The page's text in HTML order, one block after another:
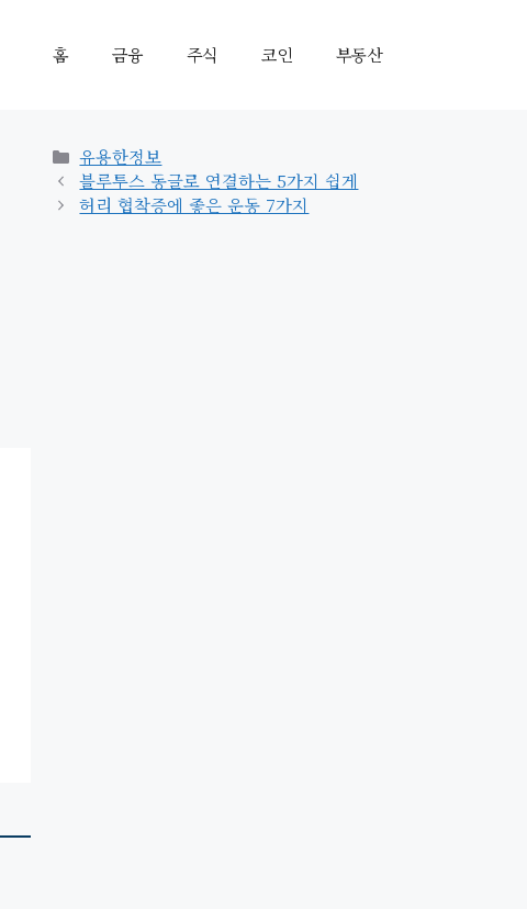
홈 금융 주식 코인 부동산
카
테
고
유용한정보
블루투스 동글로 연결하는 5가지 쉽게
허리 협착증에 좋은 운동 7가지